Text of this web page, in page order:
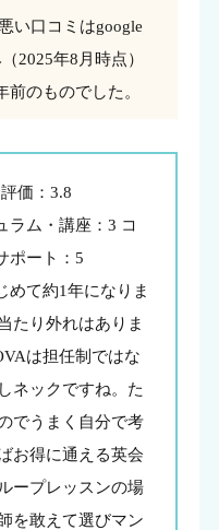
い口コミはgoogle
2025年8月時点）
のものでした。
：3.8
ラム・講座：3 コ
ポート：5
めて約1年になりま
たり外れはありま
は担任制ではな
ネックですね。た
でうまく自分で考
お得に通える英会
ープレッスンの場
を敢えて選びマン